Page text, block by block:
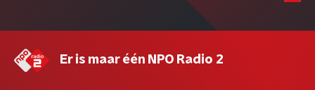
Er is maar één NPO Radio 2